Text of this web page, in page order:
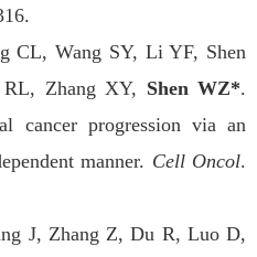
CL, Wang SY, Li YF, Shen
Zhang XY, Shen WZ*.
cancer progression via an
manner. Cell Oncol.
J, Zhang Z, Du R, Luo D,